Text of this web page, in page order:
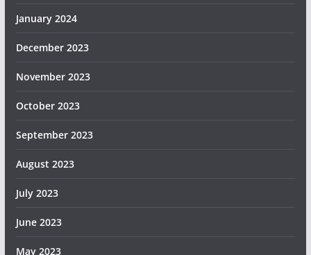
January 2024
December 2023
November 2023
October 2023
September 2023
August 2023
July 2023
June 2023
May 2023